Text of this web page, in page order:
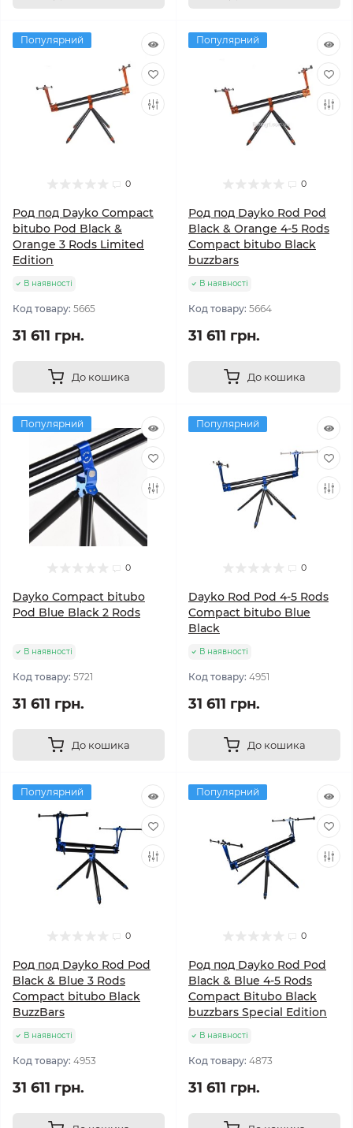
Популярний
0
Род под Dayko Compact
bitubo Pod Black &
Orange 3 Rods Limited
Edition
В наявності
Код товару: 5665
31 611 грн.
До кошика
Популярний
0
Род под Dayko Rod Pod
Black & Orange 4-5 Rods
Compact bitubo Black
buzzbars
В наявності
Код товару: 5664
31 611 грн.
До кошика
Популярний
0
Dayko Compact bitubo
Pod Blue Black 2 Rods
В наявності
Код товару: 5721
31 611 грн.
До кошика
Популярний
0
Dayko Rod Pod 4-5 Rods
Compact bitubo Blue
Black
В наявності
Код товару: 4951
31 611 грн.
До кошика
Популярний
0
Род под Dayko Rod Pod
Black & Blue 3 Rods
Compact bitubo Black
BuzzBars
В наявності
Код товару: 4953
31 611 грн.
Популярний
0
Род под Dayko Rod Pod
Black & Blue 4-5 Rods
Compact Bitubo Black
buzzbars Special Edition
В наявності
Код товару: 4873
31 611 грн.